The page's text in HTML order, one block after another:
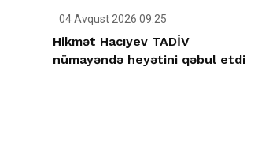
04 Avqust 2026 09:25
Hikmət Hacıyev TADİV
nümayəndə heyətini qəbul etdi